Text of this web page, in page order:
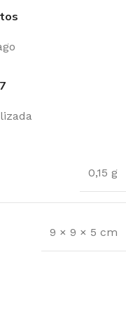
0,15 g
9 × 9 × 5 cm